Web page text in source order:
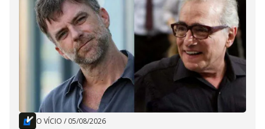
O VÍCIO / 05/08/2026